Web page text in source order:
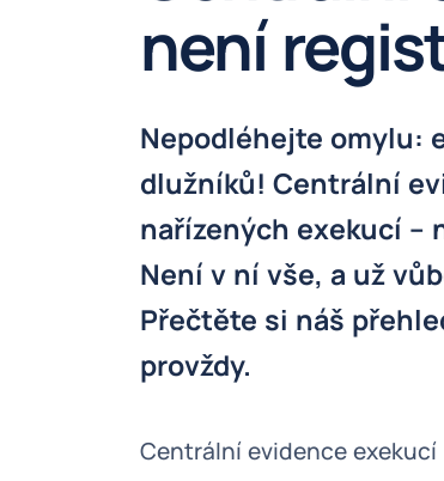
není
Nepodléhejte omylu:
dlužníků! Centrální
nařízených exekucí –
Není v ní vše, a už
Přečtěte si náš
provždy.
Centrální evidence